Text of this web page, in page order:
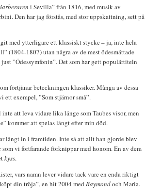
i Sevilla” från 1816, med musik av
Den har jag förstås, med stor uppskattning, sett på
med ytterligare ett klassiskt stycke – ja, inte hela
(1804-1807) utan några av de mest ödesmättade
”Ödessymfonin”. Det som har gett populärtiteln
förtjänar beteckningen klassiker. Många av dessa
ett exempel, ”Som stjärnor små”.
att leva vidare lika länge som Taubes visor, men
kommer att spelas långt efter min död.
långt in i framtiden. Inte så att allt han gjorde blev
vi fortfarande förknippar med honom. En av dem
kyss.
vars namn lever vidare tack vare en enda riktigt
din tröja”, en hit 2004 med Raymondoch Maria.